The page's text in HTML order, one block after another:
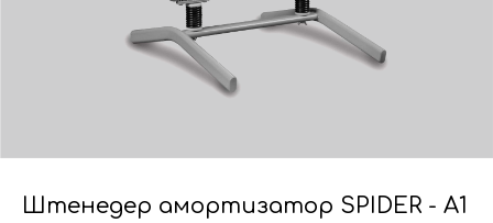
Штенедер амортизатор SPIDER - A1